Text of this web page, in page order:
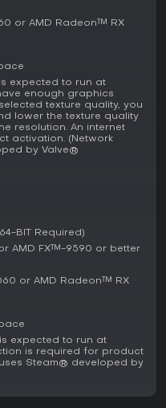
Beleuchtung und
Gameplay. Stand 2026
ohne Seasons
auf Story und Horror
Fans, die Action mit
loben die dichte
Rezensionen heben die
Mechaniken hervor.
und Jump
or AMD Radeon™ RX
expected to run at
enough graphics
texture quality, you
lower the texture quality
resolution. An internet
activation. (Network
by Valve®
BIT Required)
AMD FX™-9590 or better
or AMD Radeon™ RX
expected to run at
is required for product
Steam® developed by